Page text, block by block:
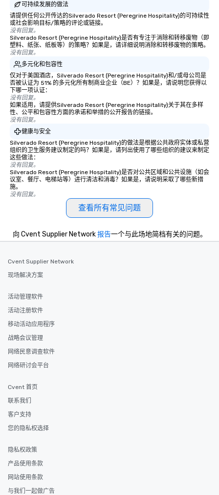
可持续发展的做法
请提供任何公开传达的Silverado Resort (Peregrine Hospitality)的可持续性
或社会影响目标/策略的评论或链接。
没有回复。
Silverado Resort (Peregrine Hospitality)是否有专注于消除和转移废物（即
塑料、纸张、纸板等）的策略？如果是，请详细说明消除和转移废物的策略。
没有回复。
多元化和包容性
仅对于美国酒店，Silverado Resort (Peregrine Hospitality)和/或母公司是
否被认证为 51% 的多元化所有制商业企业（BE）？如果是，请说明您获得以
下哪一项认证：
没有回复。
如果适用，请提供Silverado Resort (Peregrine Hospitality)关于其在多样
性、公平和包容性方面的承诺和举措的公开报告的链接。
没有回复。
健康与安全
Silverado Resort (Peregrine Hospitality)的做法是根据公共政府实体或私营
组织的卫生服务建议制定的吗？如果是，请列出使用了哪些组织的建议来制定
这些做法：
没有回复。
Silverado Resort (Peregrine Hospitality)是否对公共区域和公共设施（如会
议室、餐厅、电梯站等）进行清洁和消毒？如果是，请说明采取了哪些新措
施。
没有回复。
查看所有常见问题
向 Cvent Supplier Network报告一个与此场地简档有关的问题。
Cvent Supplier Network
现场解决方案
活动管理软件
活动注册软件
移动活动应用程序
战略会议管理
网络民意调查软件
网络研讨会平台
Cvent 首页
联系我们
客户支持
您的隐私权选择
隐私权政策
产品使用条款
网站使用条款
与我们一起做广告